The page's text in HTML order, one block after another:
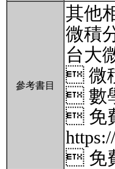
參考書目
其他
微積
台大
 微
 數
 免
 免